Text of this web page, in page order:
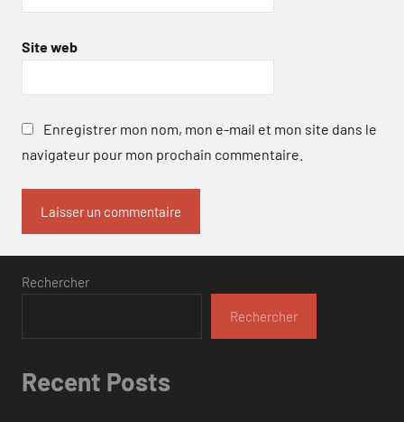
Site web
Enregistrer mon nom, mon e-mail et mon site dans le
navigateur pour mon prochain commentaire.
Rechercher
Rechercher
Recent Posts